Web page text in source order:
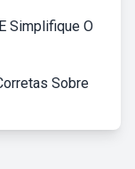
Simplifique O
Sobre